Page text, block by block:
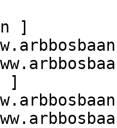
]